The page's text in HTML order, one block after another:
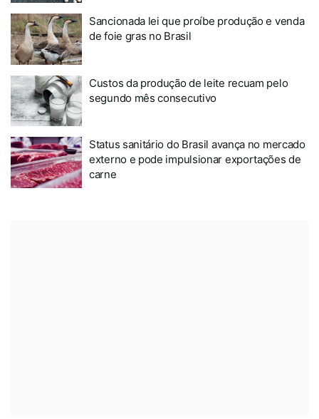
Sancionada lei que proíbe produção e venda
de foie gras no Brasil
Custos da produção de leite recuam pelo
segundo mês consecutivo
Status sanitário do Brasil avança no mercado
externo e pode impulsionar exportações de
carne